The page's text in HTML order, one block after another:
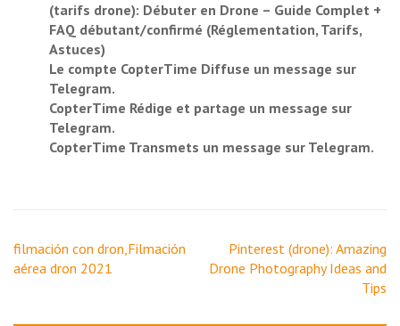
(tarifs drone): Débuter en Drone – Guide Complet +
FAQ débutant/confirmé (Réglementation, Tarifs,
Astuces)
Le compte CopterTime Diffuse un message sur
Telegram.
CopterTime Rédige et partage un message sur
Telegram.
CopterTime Transmets un message sur Telegram.
Navigation
de
filmación con dron,Filmación
aérea dron 2021
Pinterest (drone): Amazing
Drone Photography Ideas and
Tips